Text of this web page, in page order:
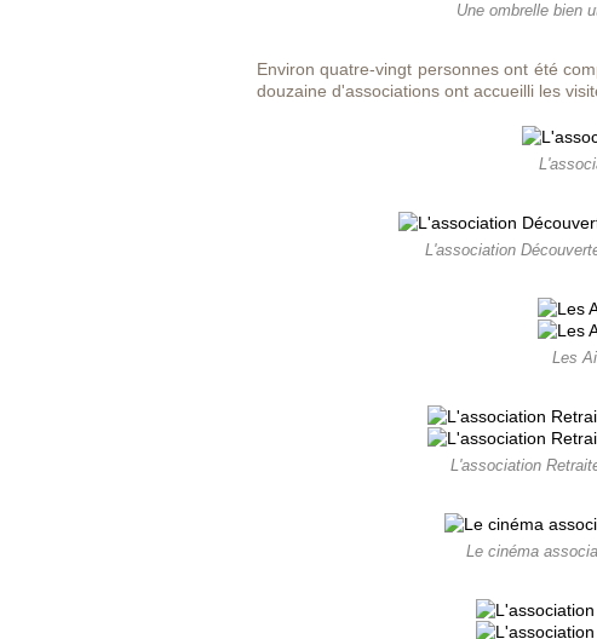
Une ombrelle bien
Environ quatre-vingt personnes ont été
douzaine d'associations ont accueilli les
L'association
Les
L'association
Le cinéma